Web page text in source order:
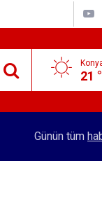
21
Konya'da feci kaza!
Günün tüm